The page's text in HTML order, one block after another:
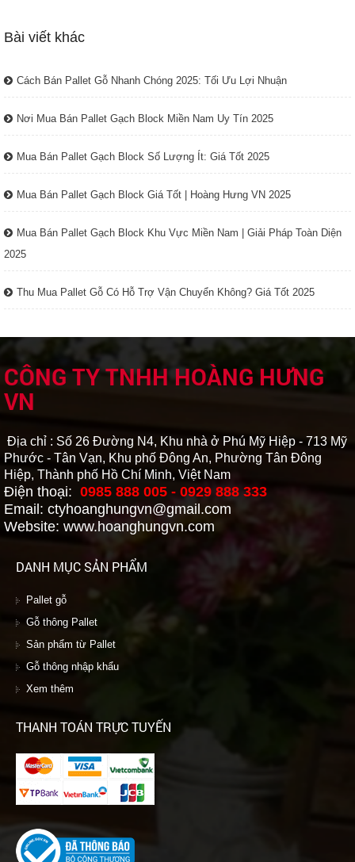
Bài viết khác
Cách Bán Pallet Gỗ Nhanh Chóng 2025: Tối Ưu Lợi Nhuận
Nơi Mua Bán Pallet Gạch Block Miền Nam Uy Tín 2025
Mua Bán Pallet Gạch Block Số Lượng Ít: Giá Tốt 2025
Mua Bán Pallet Gạch Block Giá Tốt | Hoàng Hưng VN 2025
Mua Bán Pallet Gạch Block Khu Vực Miền Nam | Giải Pháp Toàn Diện
2025
Thu Mua Pallet Gỗ Có Hỗ Trợ Vận Chuyển Không? Giá Tốt 2025
CÔNG TY TNHH HOÀNG HƯNG
VN
Địa chỉ : Số 26 Đường N4, Khu nhà ở Phú Mỹ Hiệp - 713 Mỹ
Phước - Tân Vạn, Khu phố Đông An, Phường Tân Đông
Hiệp, Thành phố Hồ Chí Minh, Việt Nam
Điện thoại: 0985 888 005 - 0929 888 333
Email: ctyhoanghungvn@gmail.com
Website: www.hoanghungvn.com
DANH MỤC SẢN PHẨM
Pallet gỗ
Gỗ thông Pallet
Sản phẩm từ Pallet
Gỗ thông nhập khẩu
Xem thêm
THANH TOÁN TRỰC TUYẾN